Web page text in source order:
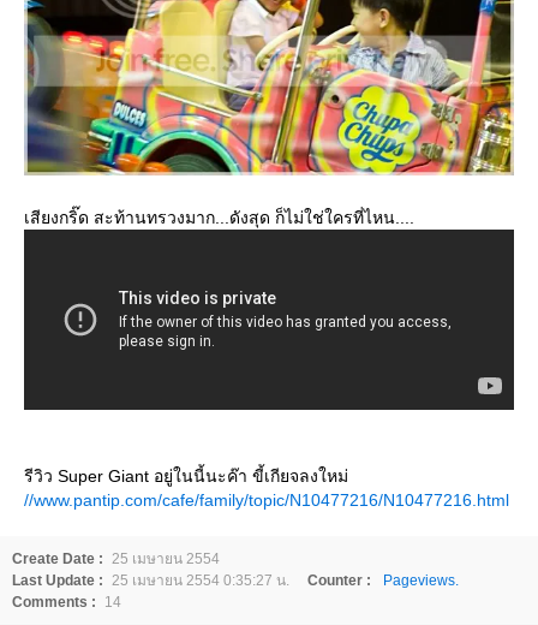
เสียงกริ๊ด สะท้านทรวงมาก...ดังสุด ก็ไม่ใช่ใครที่ไหน....
รีวิว Super Giant อยู่ในนี้นะค๊า ขี้เกียจลงใหม่
//www.pantip.com/cafe/family/topic/N10477216/N10477216.html
Create Date : 25 เมษายน 2554
Last Update : 25 เมษายน 2554 0:35:27 น. Counter :
Pageviews.
Comments :
14